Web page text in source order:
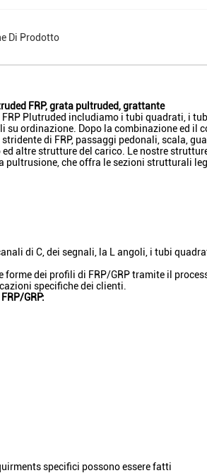
Di Prodotto
FRP, grata pultruded, grattante
Plutruded includiamo i tubi quadrati, i
su ordinazione. Dopo la combinazione ed il
di FRP, passaggi pedonali, scala,
altre strutture del carico. Le nostre
che offra le sezioni strutturali
di C, dei segnali, la L angoli, i tubi
forme dei profili di FRP/GRP tramite il
specifiche dei clienti.
GRP:
specifici possono essere fatti